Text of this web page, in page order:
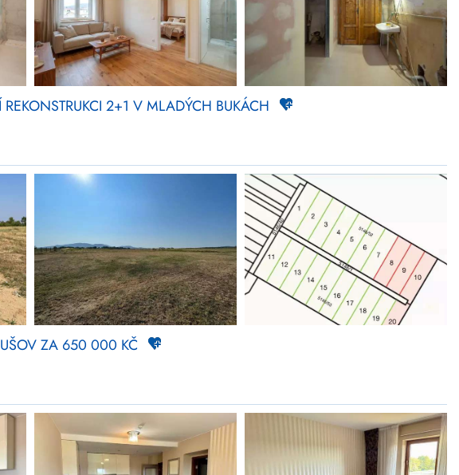
REKONSTRUKCI 2+1 V MLADÝCH BUKÁCH
ZA 650 000 KČ
Novinky Zlevněné
Pronájem Vše
Cena
+rozšířené hledání